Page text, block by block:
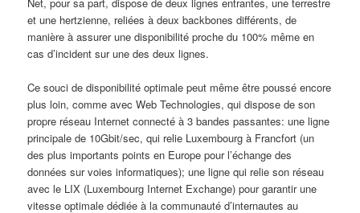
et une hertzienne, reliées à deux backbones différents, de
manière à assurer une disponibilité proche du 100% même en
cas d’incident sur une des deux lignes.
Ce souci de disponibilité optimale peut même être poussé encore
plus loin, comme avec Web Technologies, qui dispose de son
propre réseau Internet connecté à 3 bandes passantes: une ligne
principale de 10Gbit/sec, qui relie Luxembourg à Francfort (un
des plus importants points en Europe pour l’échange des
données sur voies informatiques); une ligne qui relie son réseau
avec le LIX (Luxembourg Internet Exchange) pour garantir une
vitesse optimale dédiée à la communauté d’internautes au